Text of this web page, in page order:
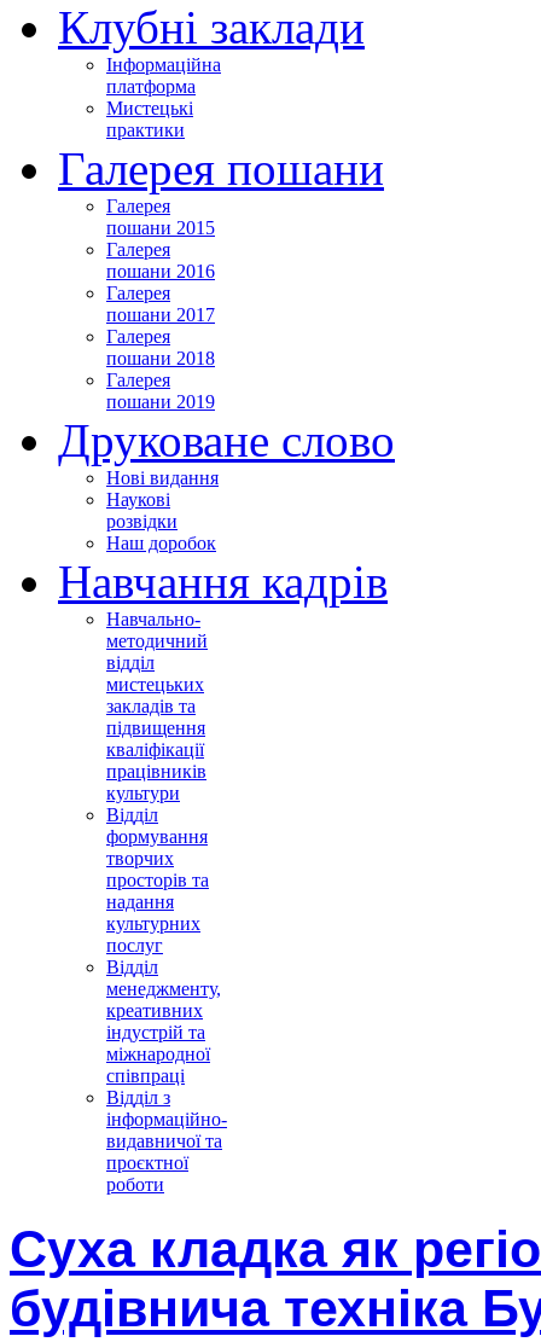
Клубні заклади
Інформаційна
платформа
Мистецькі
практики
Галерея пошани
Галерея
пошани 2015
Галерея
пошани 2016
Галерея
пошани 2017
Галерея
пошани 2018
Галерея
пошани 2019
Друковане слово
Нові видання
Наукові
розвідки
Наш доробок
Навчання кадрів
Навчально-
методичний
відділ
мистецьких
закладів та
підвищення
кваліфікації
працівників
культури
Відділ
формування
творчих
просторів та
надання
культурних
послуг
Відділ
менеджменту,
креативних
індустрій та
міжнародної
співпраці
Відділ з
інформаційно-
видавничої та
проєктної
роботи
Суха кладка як
будівнича техніка